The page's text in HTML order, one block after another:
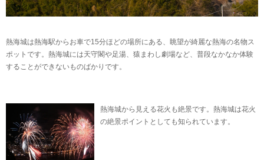
熱海城は熱海駅からお車で15分ほどの場所にある、眺望が綺麗な熱海の名物ス
ポットです。熱海城には天守閣や足湯、猿まわし劇場など、普段なかなか体験
することができないものばかりです。
熱海城から見える花火も絶景です。熱海城は花火
の絶景ポイントとしても知られています。